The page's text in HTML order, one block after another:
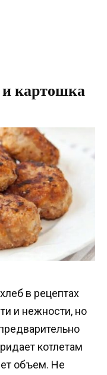
картошка
в рецептах
и нежности, но
котлетам
объем. Не